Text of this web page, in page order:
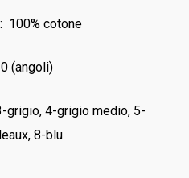
100% cotone
(angoli)
grigio, 4-grigio medio, 5-
8-blu